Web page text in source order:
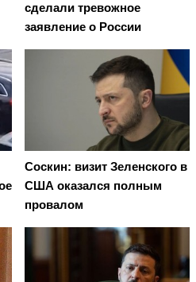
сделали тревожное
заявление о России
Соскин: визит Зеленского в
США оказался полным
провалом